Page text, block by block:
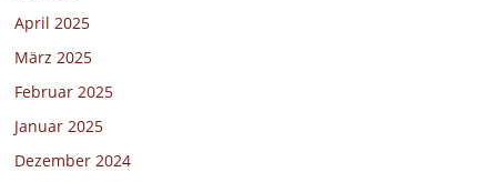
April 2025
März 2025
Februar 2025
Januar 2025
Dezember 2024